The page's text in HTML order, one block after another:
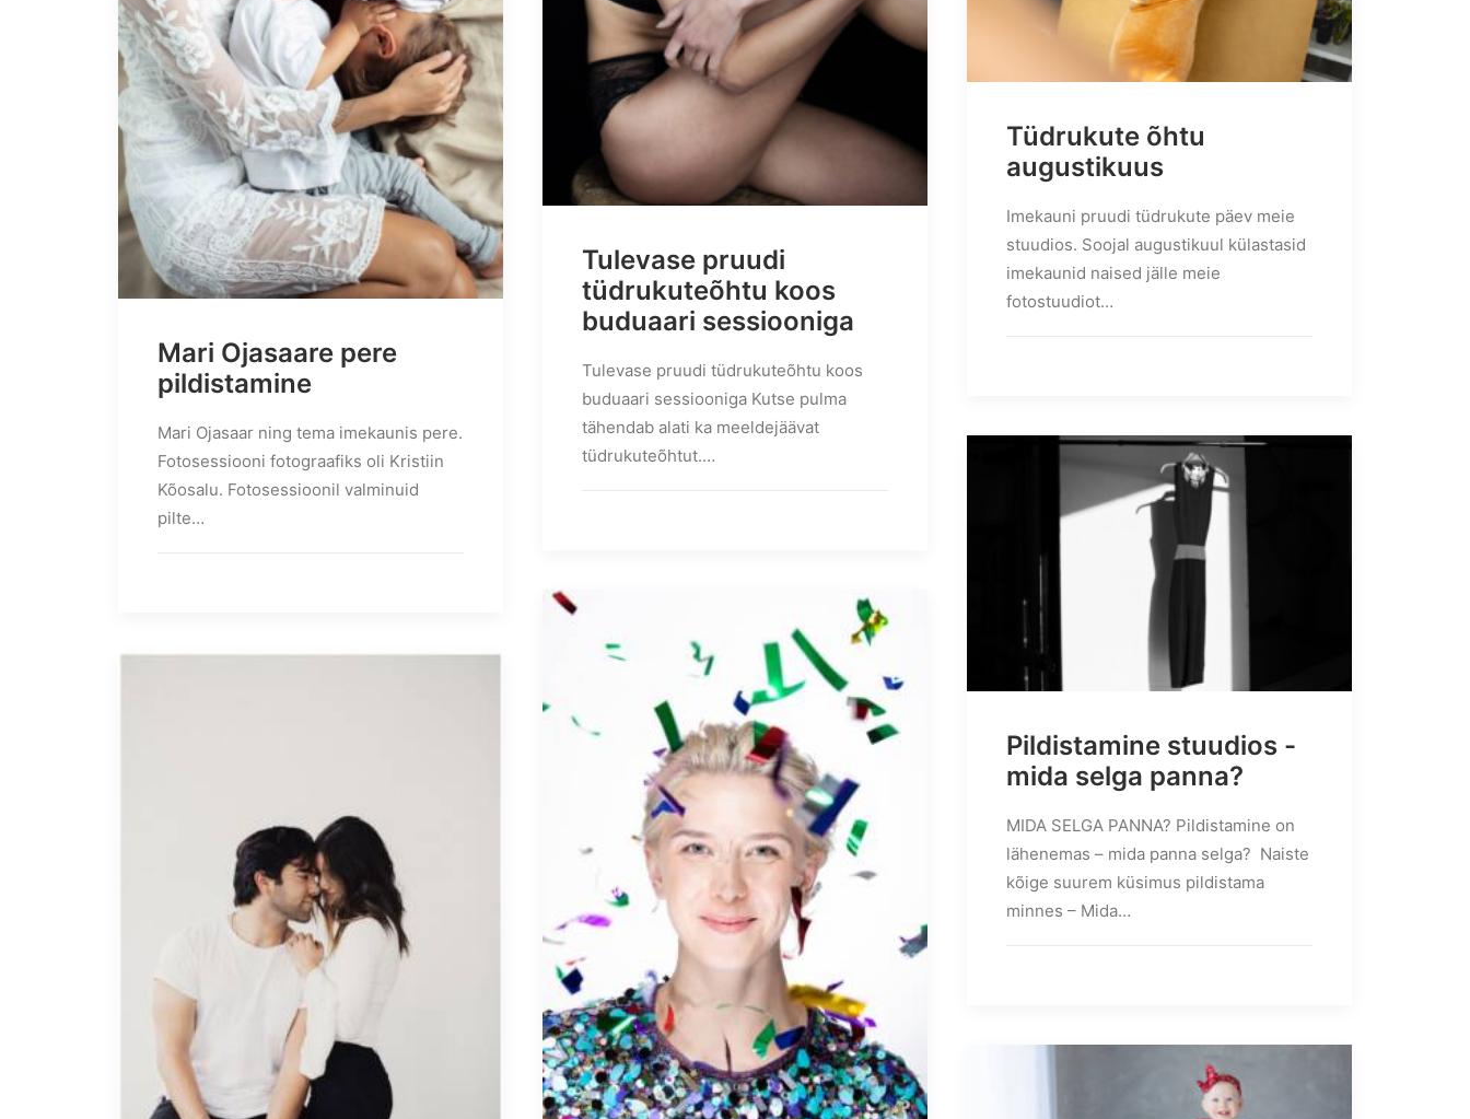
Tulevase pruudi
tüdrukuteõhtu koos
buduaari sessiooniga
Tulevase pruudi tüdrukuteõhtu koos
buduaari sessiooniga Kutse pulma
tähendab alati ka meeldejäävat
tüdrukuteõhtut.…
Mari Ojasaare pere
pildistamine
Mari Ojasaar ning tema imekaunis pere.
Fotosessiooni fotograafiks oli Kristiin
Kõosalu. Fotosessioonil valminuid
pilte…
Tüdrukute õhtu
augustikuus
Imekauni pruudi tüdrukute päev meie
stuudios. Soojal augustikuul külastasid
imekaunid naised jälle meie
fotostuudiot…
Pildistamine stuudios -
mida selga panna?
MIDA SELGA PANNA? Pildistamine on
lähenemas – mida panna selga? Naiste
kõige suurem küsimus pildistama
minnes – Mida…